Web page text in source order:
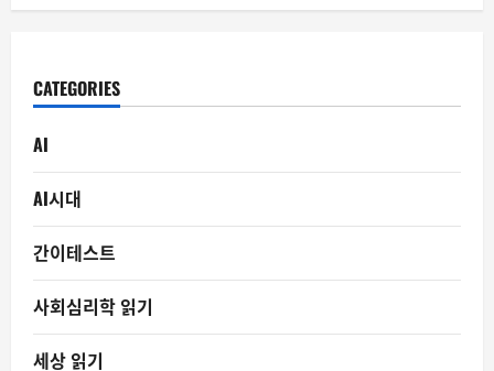
CATEGORIES
AI
AI시대
간이테스트
사회심리학 읽기
세상 읽기